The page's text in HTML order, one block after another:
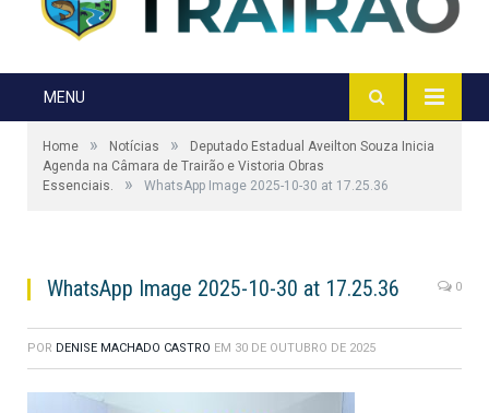
MENU
Home » Notícias »
Deputado Estadual Aveilton Souza Inicia
Agenda na Câmara de Trairão e Vistoria Obras
Essenciais.
» WhatsApp Image 2025-10-30 at 17.25.36
WhatsApp Image 2025-10-30 at 17.25.36 0
POR DENISE MACHADO CASTRO EM 30 DE OUTUBRO DE 2025